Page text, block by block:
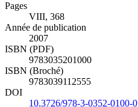
Pages
VIII, 368
Année de publication
2007
ISBN (PDF)
9783035201000
ISBN (Broché)
9783039112555
DOI
10.3726/978-3-0352-0100-0